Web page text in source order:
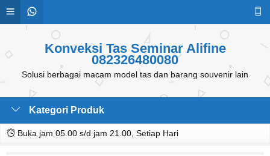
Konveksi Tas Seminar Alifine
082326480080
Solusi berbagai macam model tas dan barang souvenir lain
Kategori Produk
Buka jam 05.00 s/d jam 21.00, Setiap Hari